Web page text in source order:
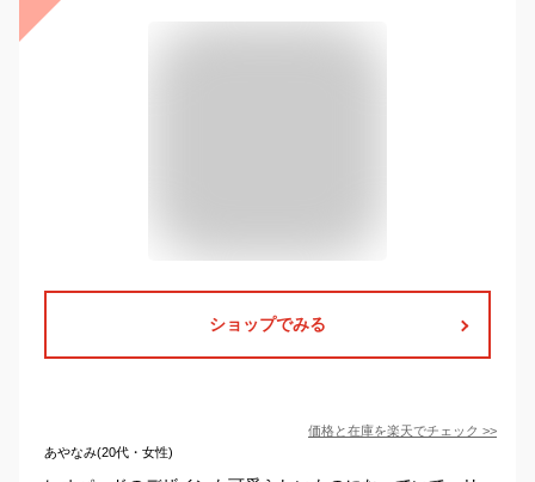
ショップでみる
価格と在庫を楽天でチェック >>
あやなみ(20代・女性)